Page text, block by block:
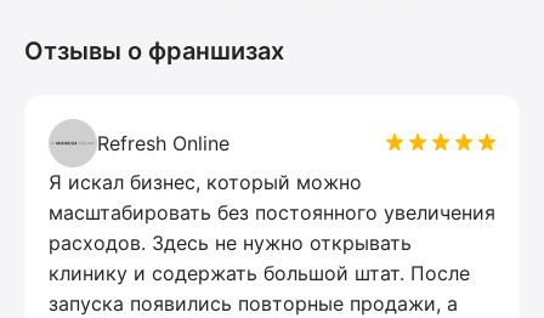
Отзывы о франшизах
Refresh Online
Я искал бизнес, который можно
масштабировать без постоянного увеличения
расходов. Здесь не нужно открывать
клинику и содержать большой штат. После
запуска появились повторные продажи, а